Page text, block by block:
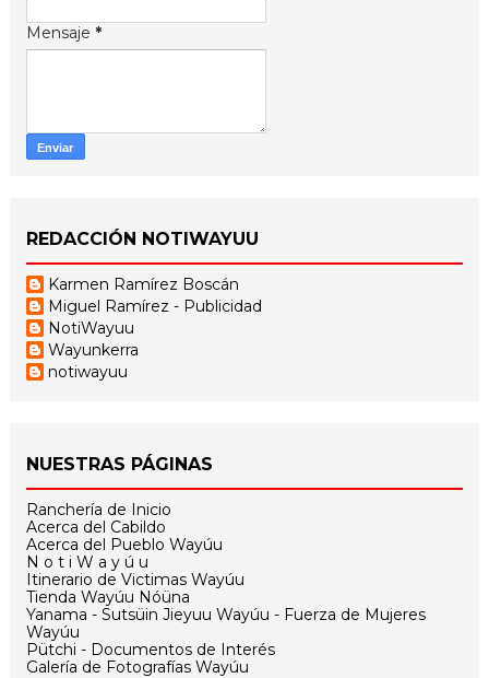
Mensaje *
REDACCIÓN NOTIWAYUU
Karmen Ramírez Boscán
Miguel Ramírez - Publicidad
NotiWayuu
Wayunkerra
notiwayuu
NUESTRAS PÁGINAS
Ranchería de Inicio
Acerca del Cabildo
Acerca del Pueblo Wayúu
N o t i W a y ú u
Itinerario de Victimas Wayúu
Tienda Wayúu Nóüna
Yanama - Sutsüin Jieyuu Wayúu - Fuerza de Mujeres
Wayúu
Pütchi - Documentos de Interés
Galería de Fotografías Wayúu